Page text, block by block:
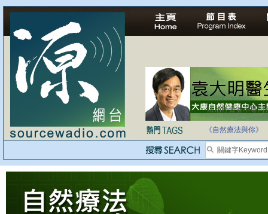
法治社會並不等同
《自然療法與你》